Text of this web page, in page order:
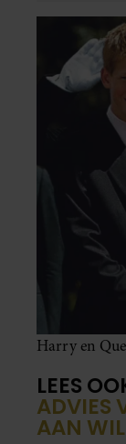
Harry en
LEES
ADVIES
AAN